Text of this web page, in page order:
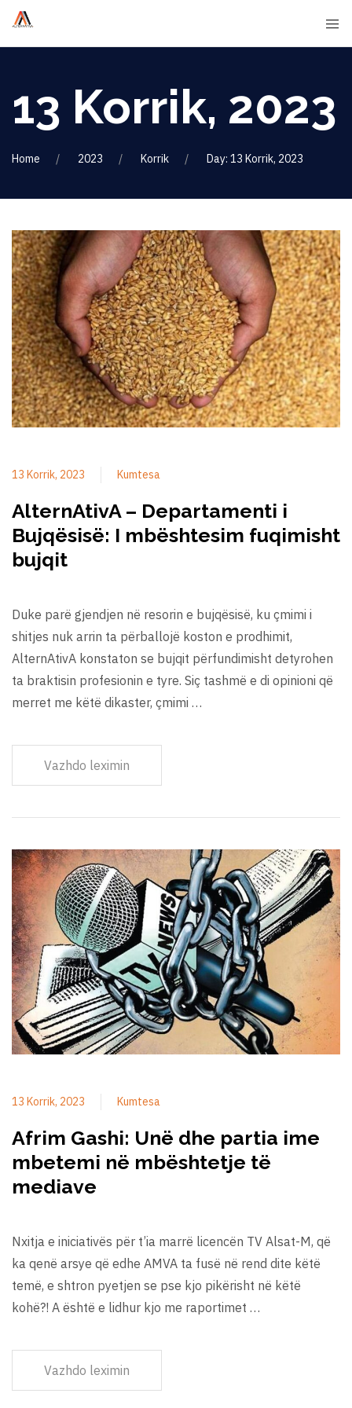
13 Korrik, 2023
Home 2023 Korrik Day: 13 Korrik, 2023
13 Korrik, 2023 Kumtesa
AlternAtivA – Departamenti i
Bujqësisë: I mbështesim fuqimisht
bujqit
Duke parë gjendjen në resorin e bujqësisë, ku çmimi i
shitjes nuk arrin ta përballojë koston e prodhimit,
AlternAtivA konstaton se bujqit përfundimisht detyrohen
ta braktisin profesionin e tyre. Siç tashmë e di opinioni që
merret me këtë dikaster, çmimi …
Vazhdo leximin
13 Korrik, 2023 Kumtesa
Afrim Gashi: Unë dhe partia ime
mbetemi në mbështetje të
mediave
Nxitja e iniciativës për t’ia marrë licencën TV Alsat-M, që
ka qenë arsye që edhe AMVA ta fusë në rend dite këtë
temë, e shtron pyetjen se pse kjo pikërisht në këtë
kohë?! A është e lidhur kjo me raportimet …
Vazhdo leximin